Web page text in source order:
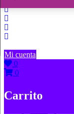
Mi cuenta
0
0
Carrito